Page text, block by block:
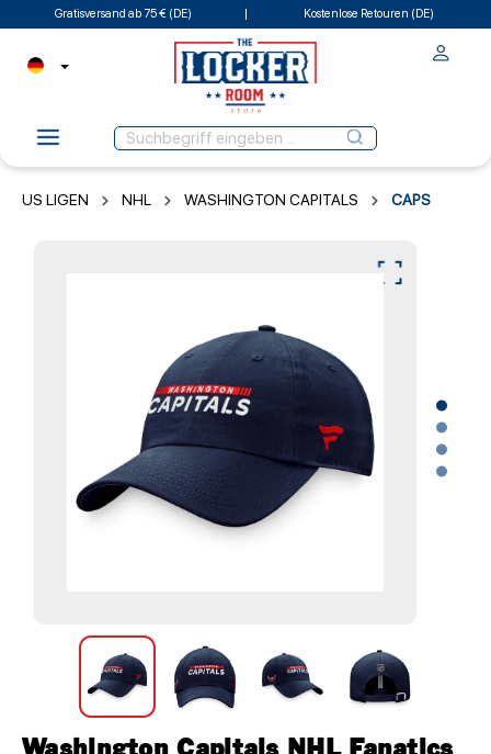
Gratisversand ab 75 € (DE) Kostenlose Retouren (DE)
US LIGEN NHL WASHINGTON CAPITALS CAPS